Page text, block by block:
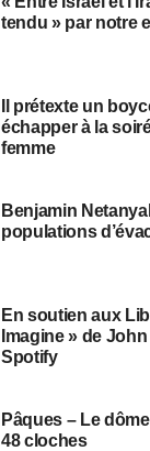
tendu » par notre
Il prétexte un
échapper à la
femme
Benjamin
populations
​​En soutien aux
Imagine » de
Spotify
Pâques – Le
48 cloches